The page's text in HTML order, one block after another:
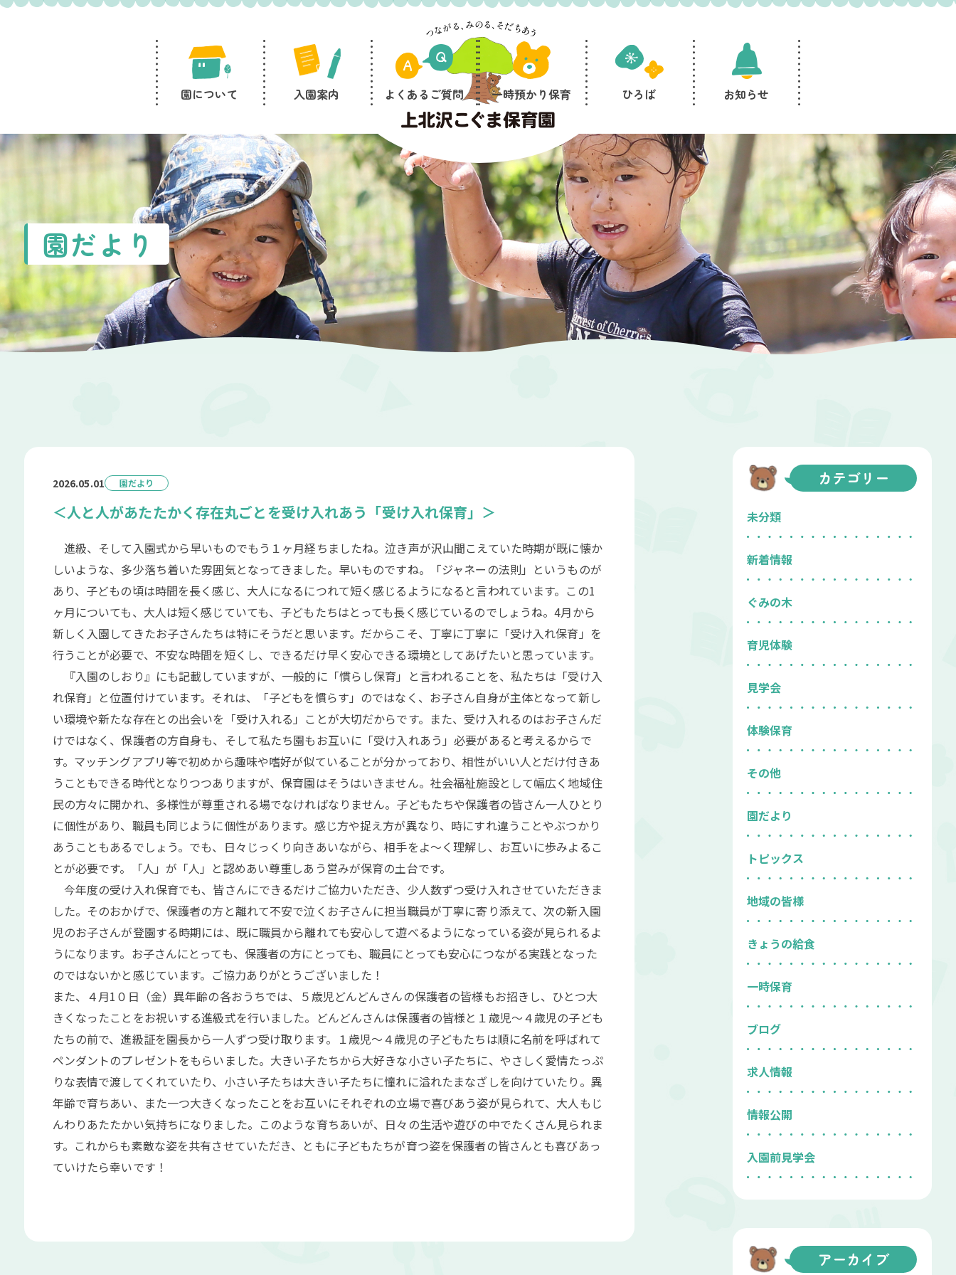
園について 入園案内 よくあるご質問 一時預かり保育 ひろば お知らせ
園だより
2026.05.01 園だより
＜人と人があたたかく存在丸ごとを受け入れあう「受け入れ保育」＞
進級、そして入園式から早いものでもう１ヶ月経ちましたね。泣き声が沢山聞こえていた時期が既に懐か
しいような、多少落ち着いた雰囲気となってきました。早いものですね。「ジャネーの法則」というものが
あり、子どもの頃は時間を長く感じ、大人になるにつれて短く感じるようになると言われています。この1
ヶ月についても、大人は短く感じていても、子どもたちはとっても長く感じているのでしょうね。4月から
新しく入園してきたお子さんたちは特にそうだと思います。だからこそ、丁寧に丁寧に「受け入れ保育」を
行うことが必要で、不安な時間を短くし、できるだけ早く安心できる環境としてあげたいと思っています。
『入園のしおり』にも記載していますが、一般的に「慣らし保育」と言われることを、私たちは「受け入
れ保育」と位置付けています。それは、「子どもを慣らす」のではなく、お子さん自身が主体となって新し
い環境や新たな存在との出会いを「受け入れる」ことが大切だからです。また、受け入れるのはお子さんだ
けではなく、保護者の方自身も、そして私たち園もお互いに「受け入れあう」必要があると考えるからで
す。マッチングアプリ等で初めから趣味や嗜好が似ていることが分かっており、相性がいい人とだけ付きあ
うこともできる時代となりつつありますが、保育園はそうはいきません。社会福祉施設として幅広く地域住
民の方々に開かれ、多様性が尊重される場でなければなりません。子どもたちや保護者の皆さん一人ひとり
に個性があり、職員も同じように個性があります。感じ方や捉え方が異なり、時にすれ違うことやぶつかり
あうこともあるでしょう。でも、日々じっくり向きあいながら、相手をよ～く理解し、お互いに歩みよるこ
とが必要です。「人」が「人」と認めあい尊重しあう営みが保育の土台です。
今年度の受け入れ保育でも、皆さんにできるだけご協力いただき、少人数ずつ受け入れさせていただきま
した。そのおかげで、保護者の方と離れて不安で泣くお子さんに担当職員が丁寧に寄り添えて、次の新入園
児のお子さんが登園する時期には、既に職員から離れても安心して遊べるようになっている姿が見られるよ
うになります。お子さんにとっても、保護者の方にとっても、職員にとっても安心につながる実践となった
のではないかと感じています。ご協力ありがとうございました！
また、４月1０日（金）異年齢の各おうちでは、５歳児どんどんさんの保護者の皆様もお招きし、ひとつ大
きくなったことをお祝いする進級式を行いました。どんどんさんは保護者の皆様と１歳児～４歳児の子ども
たちの前で、進級証を園長から一人ずつ受け取ります。１歳児～４歳児の子どもたちは順に名前を呼ばれて
ペンダントのプレゼントをもらいました。大きい子たちから大好きな小さい子たちに、やさしく愛情たっぷ
りな表情で渡してくれていたり、小さい子たちは大きい子たちに憧れに溢れたまなざしを向けていたり。異
年齢で育ちあい、また一つ大きくなったことをお互いにそれぞれの立場で喜びあう姿が見られて、大人もじ
んわりあたたかい気持ちになりました。このような育ちあいが、日々の生活や遊びの中でたくさん見られま
す。これからも素敵な姿を共有させていただき、ともに子どもたちが育つ姿を保護者の皆さんとも喜びあっ
ていけたら幸いです！
カテゴリー
未分類
新着情報
ぐみの木
育児体験
見学会
体験保育
その他
園だより
トピックス
地域の皆様
きょうの給食
一時保育
ブログ
求人情報
情報公開
入園前見学会
アーカイブ